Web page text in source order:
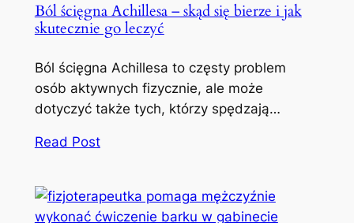
Ból ścięgna Achillesa – skąd się bierze i jak
skutecznie go leczyć
Ból ścięgna Achillesa to częsty problem
osób aktywnych fizycznie, ale może
dotyczyć także tych, którzy spędzają…
Read Post